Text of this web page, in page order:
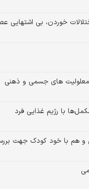
خوردن، بی اشتهایی
معلولیت های جسمی و ذهنی
با رژیم غذایی فرد
و هم با خود کودک جهت